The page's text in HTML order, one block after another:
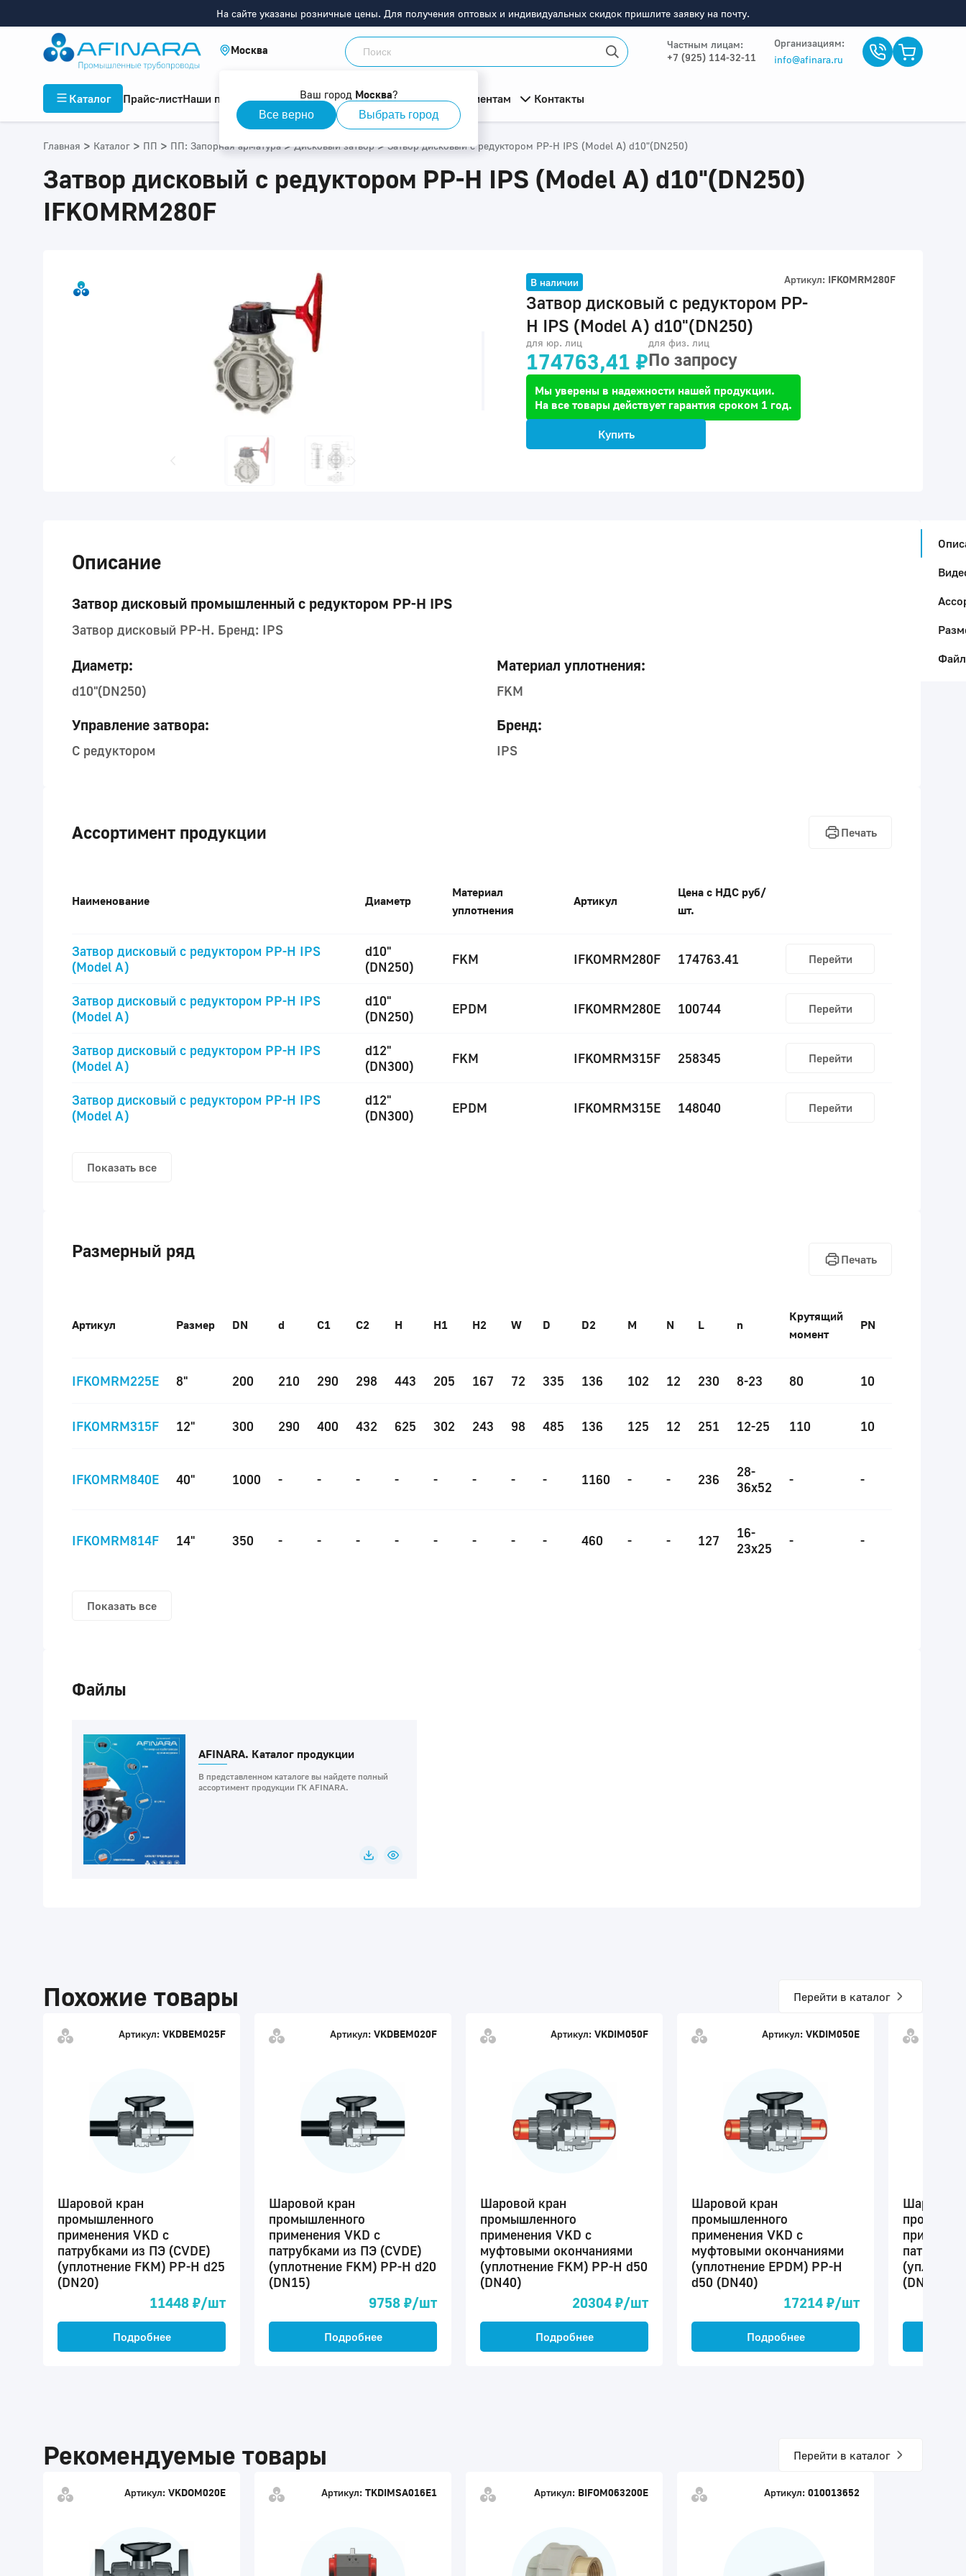
На сайте указаны розничные цены. Для получения оптовых и индивидуальных скидок пришлите заявку на почту.
Москва
Ваш город Москва?
Все верно Выбрать город
Частным лицам:
+7 (925) 114-32-11
Организациям:
info@afinara.ru
Каталог Прайс-листНаши проекты Информация О компании Клиентам Контакты
Главная > Каталог > ПП > ПП: Запорная арматура > Дисковый затвор > Затвор дисковый с редуктором PP-H IPS (Model A) d10"(DN250)
Затвор дисковый с редуктором PP-H IPS (Model A) d10"(DN250)
IFKOMRM280F
В наличии Артикул: IFKOMRM280F
Затвор дисковый с редуктором PP-
H IPS (Model A) d10"(DN250)
для юр. лиц
174763,41 ₽
для физ. лиц
По запросу
Мы уверены в надежности нашей продукции.
На все товары действует гарантия сроком 1 год.
Купить
Описание
Затвор дисковый промышленный с редуктором PP-H IPS
Затвор дисковый PP-H. Бренд: IPS
Диаметр:
d10"(DN250)
Материал уплотнения:
FKM
Управление затвора:
С редуктором
Бренд:
IPS
Ассортимент продукции Печать
Наименование Диаметр
Материал
уплотнения
Артикул
Цена с НДС руб/
шт.
Затвор дисковый с редуктором PP-H IPS
(Model A)
d10"
(DN250)
FKM IFKOMRM280F 174763.41 Перейти
Затвор дисковый с редуктором PP-H IPS
(Model A)
d10"
(DN250)
EPDM IFKOMRM280E 100744 Перейти
Затвор дисковый с редуктором PP-H IPS
(Model A)
d12"
(DN300)
FKM IFKOMRM315F 258345 Перейти
Затвор дисковый с редуктором PP-H IPS
(Model A)
d12"
(DN300)
EPDM IFKOMRM315E 148040 Перейти
Показать все
Размерный ряд Печать
Артикул Размер DN d C1 C2 H H1 H2 W D D2 M N L n
Крутящий
момент
PN
IFKOMRM225E 8" 200 210 290 298 443 205 167 72 335 136 102 12 230 8-23 80 10
IFKOMRM315F 12" 300 290 400 432 625 302 243 98 485 136 125 12 251 12-25 110 10
IFKOMRM840E 40" 1000 - - - - - - - - 1160 - - 236
28-
36x52
- -
IFKOMRM814F 14" 350 - - - - - - - - 460 - - 127
16-
23x25
- -
Показать все
Файлы
AFINARA. Каталог продукции
В представленном каталоге вы найдете полный
ассортимент продукции ГК AFINARА.
Похожие товары Перейти в каталог
Артикул: VKDBEM025F
Шаровой кран
промышленного
применения VKD с
патрубками из ПЭ (CVDE)
(уплотнение FKM) PP-H d25
(DN20)
11448 ₽/шт
Подробнее
Артикул: VKDBEM020F
Шаровой кран
промышленного
применения VKD с
патрубками из ПЭ (CVDE)
(уплотнение FKM) PP-H d20
(DN15)
9758 ₽/шт
Подробнее
Артикул: VKDIM050F
Шаровой кран
промышленного
применения VKD с
муфтовыми окончаниями
(уплотнение FKM) PP-H d50
(DN40)
20304 ₽/шт
Подробнее
Артикул: VKDIM050E
Шаровой кран
промышленного
применения VKD с
муфтовыми окончаниями
(уплотнение EPDM) PP-H
d50 (DN40)
17214 ₽/шт
Подробнее
Шаровой
(DN40)
Рекомендуемые товары Перейти в каталог
Артикул: VKDOM020E Артикул: TKDIMSA016E1 Артикул: BIFOM063200E Артикул: 010013652